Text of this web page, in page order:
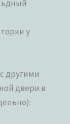
у
другими
двери в